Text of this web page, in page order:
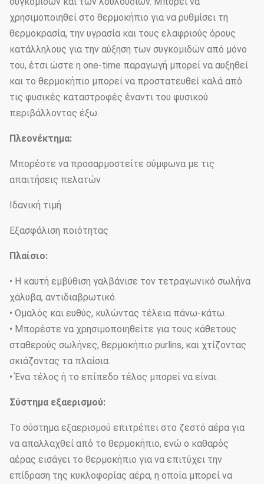
χρησιμοποιηθεί στο θερμοκήπιο για να ρυθμίσει τη
θερμοκρασία, την υγρασία και τους ελαφριούς όρους
κατάλληλους για την αύξηση των συγκομιδών από μόνο
του, έτσι ώστε η one-time παραγωγή μπορεί να αυξηθεί
και το θερμοκήπιο μπορεί να προστατευθεί καλά από
τις φυσικές καταστροφές έναντι του φυσικού
περιβάλλοντος έξω.
Πλεονέκτημα:
Μπορέστε να προσαρμοστείτε σύμφωνα με τις
απαιτήσεις πελατών
Ιδανική τιμή
Εξασφάλιση ποιότητας
Πλαίσιο:
• Η καυτή εμβύθιση γαλβάνισε τον τετραγωνικό σωλήνα
χάλυβα, αντιδιαβρωτικό.
• Ομαλός και ευθύς, κυλώντας τέλεια πάνω-κάτω.
• Μπορέστε να χρησιμοποιηθείτε για τους κάθετους
σταθερούς σωλήνες, θερμοκήπιο purlins, και χτίζοντας
σκιάζοντας τα πλαίσια.
• Ένα τέλος ή το επίπεδο τέλος μπορεί να είναι.
Σύστημα εξαερισμού:
Το σύστημα εξαερισμού επιτρέπει στο ζεστό αέρα για
να απαλλαχθεί από το θερμοκήπιο, ενώ ο καθαρός
αέρας εισάγει το θερμοκήπιο για να επιτύχει την
επίδραση της κυκλοφορίας αέρα, η οποία μπορεί να